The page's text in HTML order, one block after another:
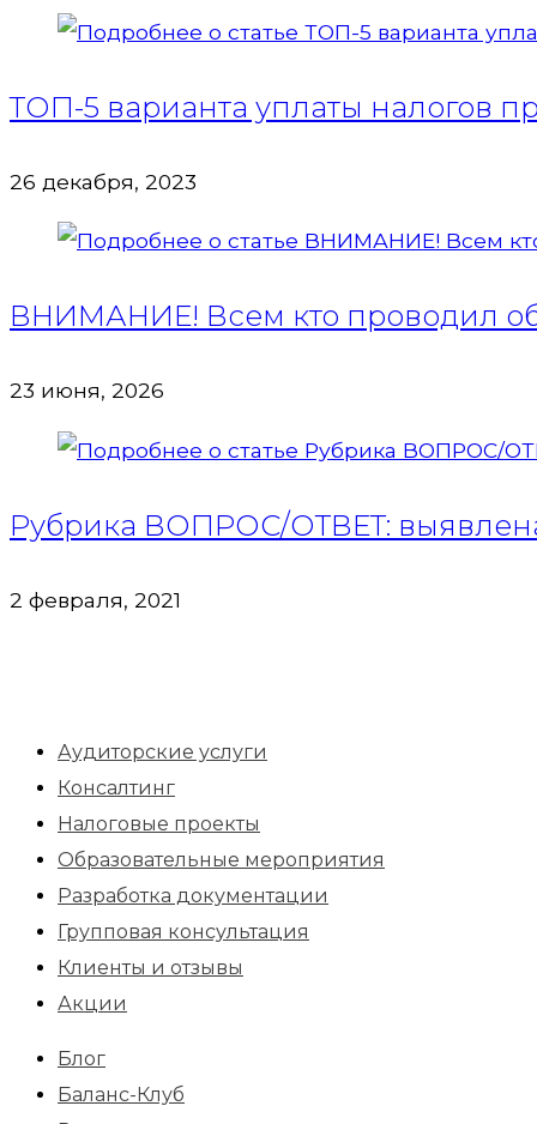
ТОП-5 варианта уплаты налогов
26 декабря, 2023
ВНИМАНИЕ! Всем кто проводил
23 июня, 2026
Рубрика ВОПРОС/ОТВЕТ:
2 февраля, 2021
Аудиторские услуги
Консалтинг
Налоговые проекты
Образовательные мероприятия
Разработка документации
Групповая консультация
Клиенты и отзывы
Акции
Блог
Баланс-Клуб